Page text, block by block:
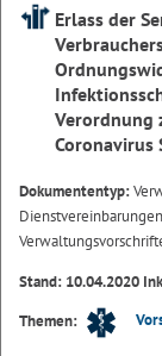
Erlass der
Verordnung
Coronavirus
Dokumententyp:
Stand: 10.04.2020
Themen: